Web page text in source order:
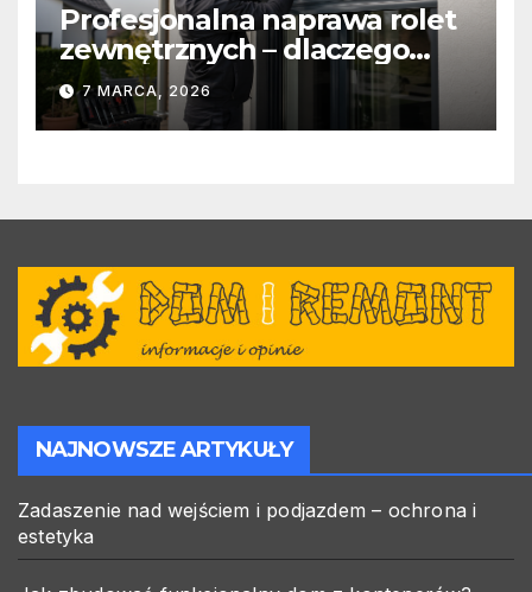
Profesjonalna naprawa rolet
zewnętrznych – dlaczego
warto zlecić ją specjalistom?
7 MARCA, 2026
NAJNOWSZE ARTYKUŁY
Zadaszenie nad wejściem i podjazdem – ochrona i
estetyka